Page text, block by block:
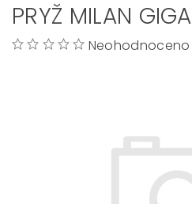
PRYŽ MILAN
Neohodnoceno